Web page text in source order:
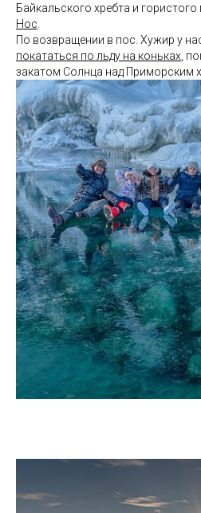
Байкальского хребта и
Нос
По возвращении в пос. Хужир у
покататься по льду на коньках ,
закатом Солнца над Приморским